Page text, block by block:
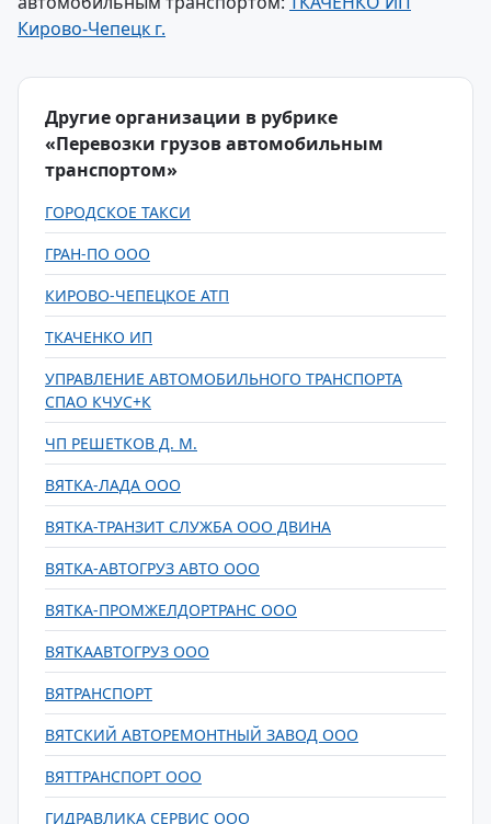
Кирово-Чепецк г.
Другие организации в рубрике
«Перевозки грузов автомобильным
транспортом»
ГОРОДСКОЕ ТАКСИ
ГРАН-ПО ООО
КИРОВО-ЧЕПЕЦКОЕ АТП
ТКАЧЕНКО ИП
УПРАВЛЕНИЕ АВТОМОБИЛЬНОГО ТРАНСПОРТА
СПАО КЧУС+К
ЧП РЕШЕТКОВ Д. М.
ВЯТКА-ЛАДА ООО
ВЯТКА-ТРАНЗИТ СЛУЖБА ООО ДВИНА
ВЯТКА-АВТОГРУЗ АВТО ООО
ВЯТКА-ПРОМЖЕЛДОРТРАНС ООО
ВЯТКААВТОГРУЗ ООО
ВЯТРАНСПОРТ
ВЯТСКИЙ АВТОРЕМОНТНЫЙ ЗАВОД ООО
ВЯТТРАНСПОРТ ООО
ГИДРАВЛИКА СЕРВИС ООО